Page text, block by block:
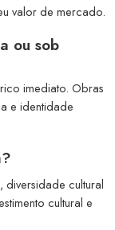
valor de mercado.
ou sob
imediato. Obras
e identidade
diversidade cultural
cultural e